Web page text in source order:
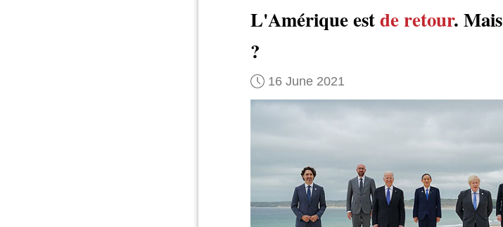
L'Amérique estde retour. Mais
?
16 June 2021